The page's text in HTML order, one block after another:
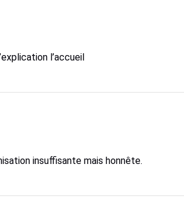
l’accueil
insuffisante mais honnête.